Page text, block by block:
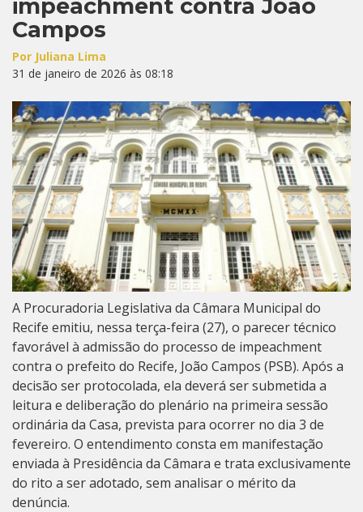
impeachment contra João
Campos
Por Juliana Lima
31 de janeiro de 2026 às 08:18
A Procuradoria Legislativa da Câmara Municipal do
Recife emitiu, nessa terça-feira (27), o parecer técnico
favorável à admissão do processo de impeachment
contra o prefeito do Recife, João Campos (PSB). Após a
decisão ser protocolada, ela deverá ser submetida a
leitura e deliberação do plenário na primeira sessão
ordinária da Casa, prevista para ocorrer no dia 3 de
fevereiro. O entendimento consta em manifestação
enviada à Presidência da Câmara e trata exclusivamente
do rito a ser adotado, sem analisar o mérito da
denúncia.